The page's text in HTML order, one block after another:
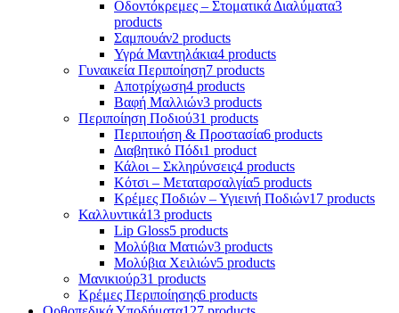
Οδοντόκρεμες – Στοματικά Διαλύματα3
products
Σαμπουάν2 products
Υγρά Μαντηλάκια4 products
Γυναικεία Περιποίηση7 products
Αποτρίχωση4 products
Βαφή Μαλλιών3 products
Περιποίηση Ποδιού31 products
Περιποιήση & Προστασία6 products
Διαβητικό Πόδι1 product
Κάλοι – Σκληρύνσεις4 products
Κότσι – Μεταταρσαλγία5 products
Κρέμες Ποδιών – Υγιεινή Ποδιών17 products
Καλλυντικά13 products
Lip Gloss5 products
Μολύβια Ματιών3 products
Μολύβια Χειλιών5 products
Μανικιούρ31 products
Κρέμες Περιποίησης6 products